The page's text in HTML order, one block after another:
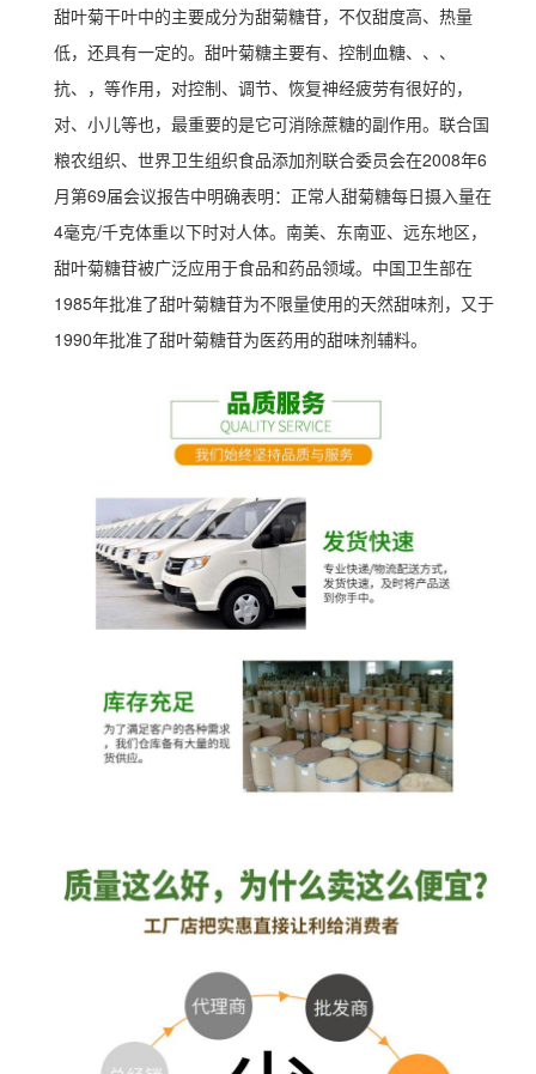
甜叶菊干叶中的主要成分为甜菊糖苷，不仅甜度高、热量
低，还具有一定的。甜叶菊糖主要有、控制血糖、、、
抗、，等作用，对控制、调节、恢复神经疲劳有很好的，
对、小儿等也，最重要的是它可消除蔗糖的副作用。联合国
粮农组织、世界卫生组织食品添加剂联合委员会在2008年6
月第69届会议报告中明确表明：正常人甜菊糖每日摄入量在
4毫克/千克体重以下时对人体。南美、东南亚、远东地区，
甜叶菊糖苷被广泛应用于食品和药品领域。中国卫生部在
1985年批准了甜叶菊糖苷为不限量使用的天然甜味剂，又于
1990年批准了甜叶菊糖苷为医药用的甜味剂辅料。